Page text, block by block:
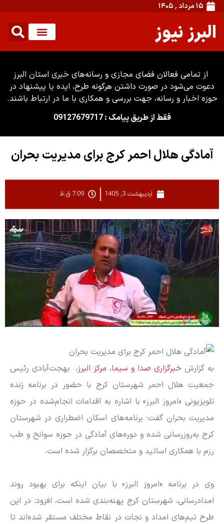
۱۵ مرداد , ۱۴۰۵
البرز نیوز
از تمامی فعالان فضای مجازی و رسانه‌های خبری استان البرز
دعوت می‌شود در صورت داشتن هرگونه طرح، ایده یا پیشنهاد در
حوزه اخبار و رسانه، جهت بررسی و همکاری با ما در ارتباط باشند.
فقط از طریق پیامک : 09127679717
آمادگی هلال احمر کرج برای مدیریت بحران
اردیبهشت 3, 1405 7:09 ق.ظ
به گزارش خبرگزاری صدا و سیما، مرکز البرز، بهجت‌آبادی رئیس
جمعیت هلال احمر شهرستان کرج با حضور در برنامه زنده
تلویزیونی «امروز البرز» با اشاره به اقدامات انجام‌شده در حوزه
مدیریت بحران گفت: برنامه‌های اسکان اضطراری در شهرستان
کرج به‌روزرسانی شده و دوره‌های آمادگی در حوزه سوانح و طب
رزم با همکاری اساتید و متخصصان برگزار شده است.
وی در برنامه «امروز البرز» با بیان اینکه برای بهبود روند
امدادرسانی، شهرستان کرج پهنه‌بندی شده است، افزود: در این
طرح تیم‌های امداد و نجات در نقاط مختلف مستقر شده‌اند تا